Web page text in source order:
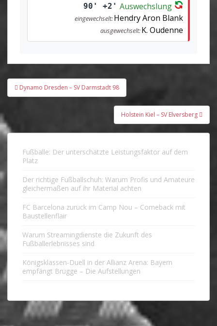
90' +2' Auswechslung
eingewechselt:Hendry Aron Blank
ausgewechselt:K. Oudenne
Beitragsnavigation
Dynamo Dresden – SV Darmstadt 98
Holstein Kiel – SV Elversberg
Fußbälle: Der unterschätzte Leistungsfaktor auf dem
Platz
Der richtige Fußballschuh: Warum Profis und Amateure
gleichermaßen auf ihr Material achten
FC Barcelona zurück im Camp Nou – Comeback mit
Baustellenflair
Warum Streamingdienste die Zukunft des
Fußballerlebnisses sind
Königsklassen-Duell in der Allianz Arena: Bayern
empfängt Brügge – Die Aufstellungen